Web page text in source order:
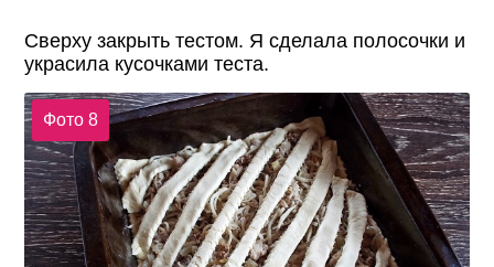
Сверху закрыть тестом. Я сделала полосочки и
украсила кусочками теста.
Фото 8